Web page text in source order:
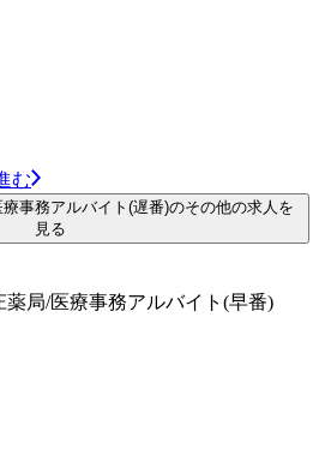
む
事務アルバイト(遅番)のその他の求人を
見る
局/医療事務アルバイト(早番)